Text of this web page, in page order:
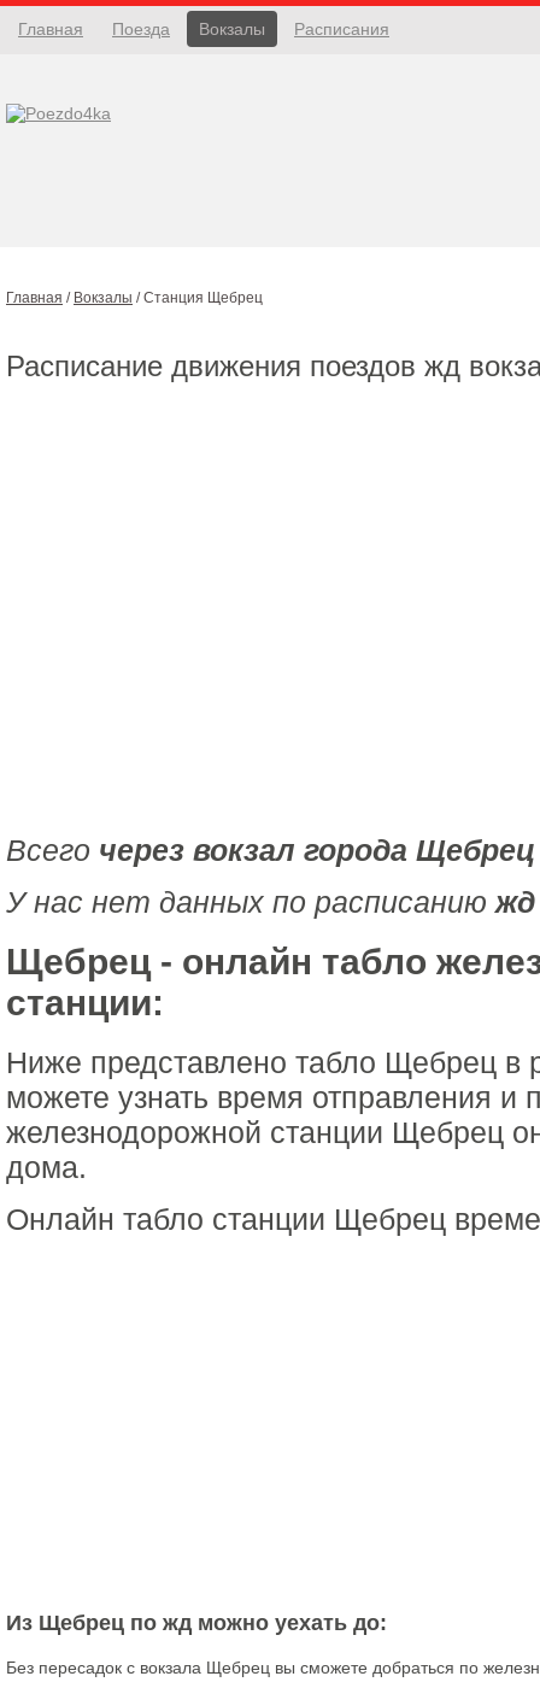
Главная Поезда Вокзалы Расписания
Главная / Вокзалы /Станция Щебрец
Расписание движения поездов жд
Всего через вокзал города
У нас нет данных по расписанию
Щебрец - онлайн табло
станции:
Ниже представлено табло Щебрец
можете узнать время отправления и
железнодорожной станции Щебрец
дома.
Онлайн табло станции Щебрец
Из Щебрец по жд можно уехать до:
Без пересадок с вокзала Щебрец вы сможете добраться по